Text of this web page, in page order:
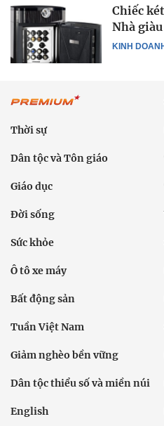
KINH
Chiếc
Nhà
Thời sự
Dân tộc và Tôn giáo
Giáo dục
Đời sống
Sức khỏe
Ô tô xe máy
Bất động sản
Tuần Việt Nam
Giảm nghèo bền vững
Dân tộc thiểu số và miền núi
English